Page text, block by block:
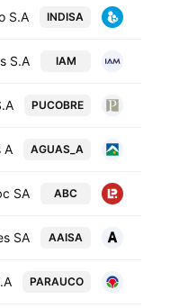
INDISA
S.A.
IAM
S.A.
PUCOBRE
AGUAS_A
A
ABC
SA
AAISA
SA
PARAUCO